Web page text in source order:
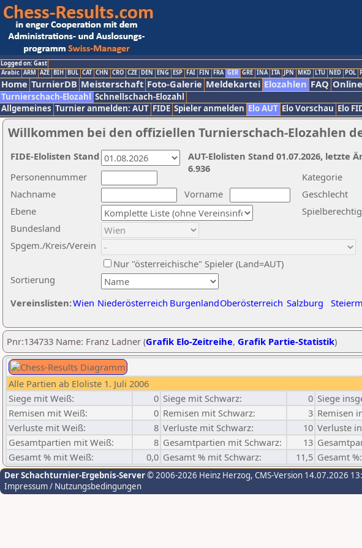
Logged on: Gast
Arabic ARM AZE BIH BUL CAT CHN CRO CZE DEN ENG ESP FAI FIN FRA GER GRE INA ITA JPN MKD LTU NED POL
Home TurnierDB Meisterschaft Foto-Galerie Meldekartei Elozahlen FAQ
Turnierschach-Elozahl Schnellschach-Elozahl
Allgemeines Turnier anmelden: AUT FIDE Spieler anmelden Elo AUT Elo Vorschau Elo
Willkommen bei den offiziellen Turnierschach-Elozahlen
Nachname
Vorname
Ebene
Kategorie
Sortierung
Personennummer
Bundesland
Spgem./Kreis/Verein
Geschlecht
Nur "österreichische" Spieler (Land=AUT)
Vereinslisten:Wien Niederösterreich BurgenlandOberösterreich Salzburg
AUT-Elolisten Stand 01.07.2026, letzte
6.936
FIDE-Elolisten Stand
Pnr:134733 Name: Franz Ladner (Grafik Elo-Zeitreihe, Grafik Partie-Statistik)
Alle Partien ab Eloliste 1. Juli 2006
Siege mit Weiß:
0 Siege mit Schwarz: 0 Siege
Remisen mit Weiß:
0 Remisen mit Schwarz: 3 Remisen
Verluste mit Weiß:
8 Verluste mit Schwarz: 10 Verluste
Gesamtpartien mit Weiß:
8 Gesamtpartien mit Schwarz: 13
Gesamt % mit Weiß:
0,0 Gesamt % mit Schwarz: 11,5 Gesamt %:
Der Schachturnier-Ergebnis-Server© 2006-2026 Heinz Herzog, CMS-Version 14.07.2026
Impressum / Nutzungsbedingungen